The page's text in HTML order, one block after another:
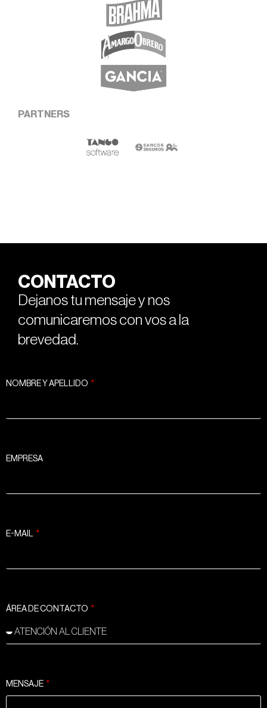
PARTNERS
CONTACTO
Dejanos tu mensaje y nos
comunicaremos con vos a la
brevedad.
NOMBRE Y APELLIDO
EMPRESA
E-MAIL
ÁREA DE CONTACTO
MENSAJE